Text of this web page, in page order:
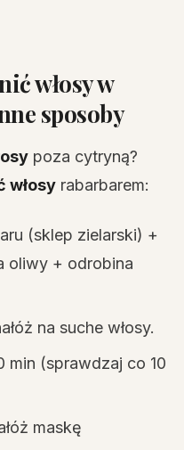
włosy w
sposoby
poza cytryną?
włosy rabarbarem:
(sklep zielarski) +
oliwy + odrobina
na suche włosy.
(sprawdzaj co 10
maskę